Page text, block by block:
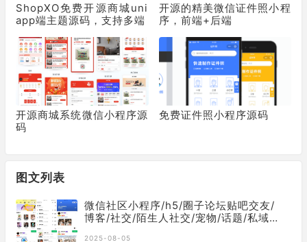
ShopXO免费开源商城uni
app端主题源码，支持多端
开源的精美微信证件照小程
序，前端+后端
开源商城系统微信小程序源
码
免费证件照小程序源码
图文列表
微信社区小程序/h5/圈子论坛贴吧交友/
博客/社交/陌生人社交/宠物/话题/私域/
2025-08-05